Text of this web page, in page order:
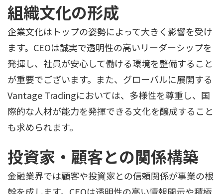
組織文化の形成
企業文化はトップの姿勢によって大きく影響を受け
ます。CEOは誠実で透明性の高いリーダーシップを
発揮し、社員が安心して働ける環境を整備すること
が重要でございます。また、グローバルに展開する
Vantage Tradingにおいては、多様性を尊重し、国
際的な人材が能力を発揮できる文化を醸成すること
も求められます。
投資家・顧客との関係構築
金融業界では顧客や投資家との信頼関係が事業の根